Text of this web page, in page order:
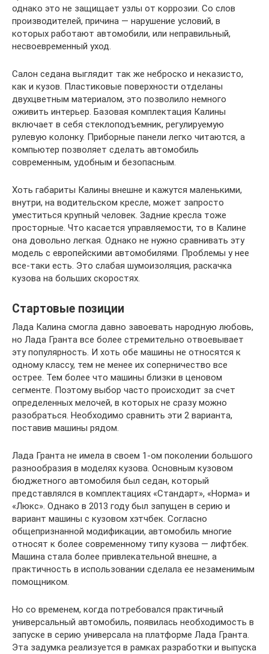
однако это не защищает узлы от коррозии. Со слов
производителей, причина — нарушение условий, в
которых работают автомобили, или неправильный,
несвоевременный уход.
Салон седана выглядит так же неброско и неказисто,
как и кузов. Пластиковые поверхности отделаны
двухцветным материалом, это позволило немного
оживить интерьер. Базовая комплектация Калины
включает в себя стеклоподъемник, регулируемую
рулевую колонку. Приборные панели легко читаются, а
компьютер позволяет сделать автомобиль
современным, удобным и безопасным.
Хоть габариты Калины внешне и кажутся маленькими,
внутри, на водительском кресле, может запросто
уместиться крупный человек. Задние кресла тоже
просторные. Что касается управляемости, то в Калине
она довольно легкая. Однако не нужно сравнивать эту
модель с европейскими автомобилями. Проблемы у нее
все-таки есть. Это слабая шумоизоляция, раскачка
кузова на больших скоростях.
Стартовые позиции
Лада Калина смогла давно завоевать народную любовь,
но Лада Гранта все более стремительно отвоевывает
эту популярность. И хоть обе машины не относятся к
одному классу, тем не менее их соперничество все
острее. Тем более что машины близки в ценовом
сегменте. Поэтому выбор часто происходит за счет
определенных мелочей, в которых не сразу можно
разобраться. Необходимо сравнить эти 2 варианта,
поставив машины рядом.
Лада Гранта не имела в своем 1-ом поколении большого
разнообразия в моделях кузова. Основным кузовом
бюджетного автомобиля был седан, который
представлялся в комплектациях «Стандарт», «Норма» и
«Люкс». Однако в 2013 году был запущен в серию и
вариант машины с кузовом хэтчбек. Согласно
общепризнанной модификации, автомобиль многие
относят к более современному типу кузова — лифтбек.
Машина стала более привлекательной внешне, а
практичность в использовании сделала ее незаменимым
помощником.
Но со временем, когда потребовался практичный
универсальный автомобиль, появилась необходимость в
запуске в серию универсала на платформе Лада Гранта.
Эта задумка реализуется в рамках разработки и выпуска